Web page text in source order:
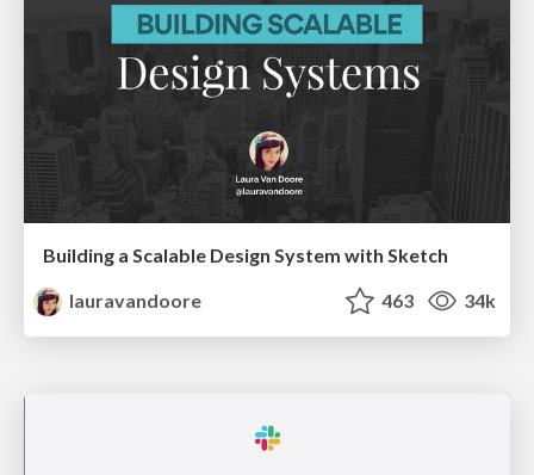
Building a Scalable Design System with Sketch
lauravandoore
463 34k